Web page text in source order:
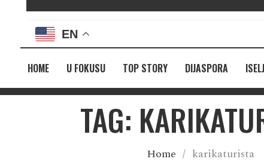
EN
HOME U FOKUSU TOP STORY DIJASPORA
TAG:
Home / karikaturista